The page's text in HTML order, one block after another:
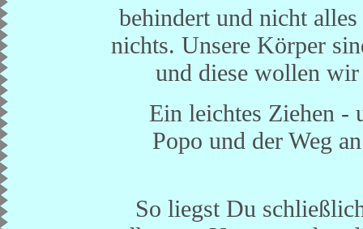
behindert und nicht
nichts. Unsere Körper
und diese wollen
Ein leichtes Ziehen -
Popo und der Weg
So liegst Du